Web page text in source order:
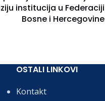
institucija u Federaciji
Bosne i Hercegovine
OSTALI LINKOVI
Kontakt